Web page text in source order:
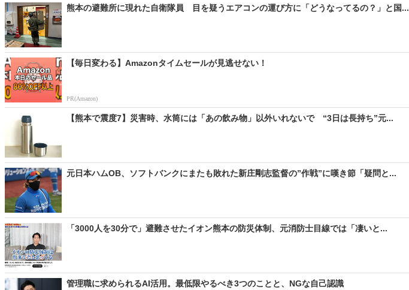
熊本の避難所に現れた自衛隊員 目を疑うエアコンの運び方に「どうなってるの？」と国...
【毎日変わる】Amazonタイムセールが見逃せない！
PR(Amazon)
【熊本で震度7】災害時、水筒には「あの飲み物」以外いれないで “3日は長持ち”元...
元日本ハムOB、ソフトバンクにまたも敗れた新庄剛志監督の”作戦”に嘆き節「疑問と...
「3000人を30分で」避難させたイオン熊本の防災体制、元消防士目線では「凄いと...
管理職に求められるAI活用。最低限やるべき3つのことと、NGな自己認識